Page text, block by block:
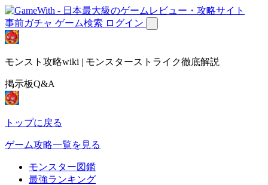
事前ガチャ ゲーム検索 ログイン
モンスト攻略wiki | モンスターストライク徹底解説
掲示板Q&A
トップに戻る
ゲーム攻略一覧を見る
モンスター図鑑
最強ランキング